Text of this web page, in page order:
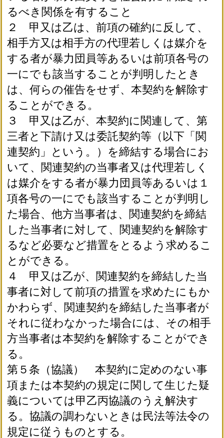
るべき関係を有すること
２ 甲又は乙は、前項の確約に反して、
相手方又は相手方の代理若しくは媒介を
する者が暴力団員等あるいは前項各号の
一にでも該当することが判明したとき
は、何らの催告をせず、本契約を解除す
ることができる。
３ 甲又は乙が、本契約に関連して、第
三者と下請け又は委託契約等（以下「関
連契約」という。）を締結する場合にお
いて、関連契約の当事者又は代理若しく
は媒介をする者が暴力団員等あるいは１
項各号の一にでも該当することが判明し
た場合、他方当事者は、関連契約を締結
した当事者に対して、関連契約を解除す
るなど必要など措置をとるよう求めるこ
とができる。
４ 甲又は乙が、関連契約を締結した当
事者に対して前項の措置を求めたにもか
かわらず、関連契約を締結した当事者が
それに従わなかった場合には、その相手
方当事者は本契約を解除することができ
る。
第５条（協議） 本契約に定めのない事
項または本契約の規定に関して生じた疑
義については甲乙丙協議のうえ解決す
る。協議の調わないときは民法等法令の
規定に従うものとする。